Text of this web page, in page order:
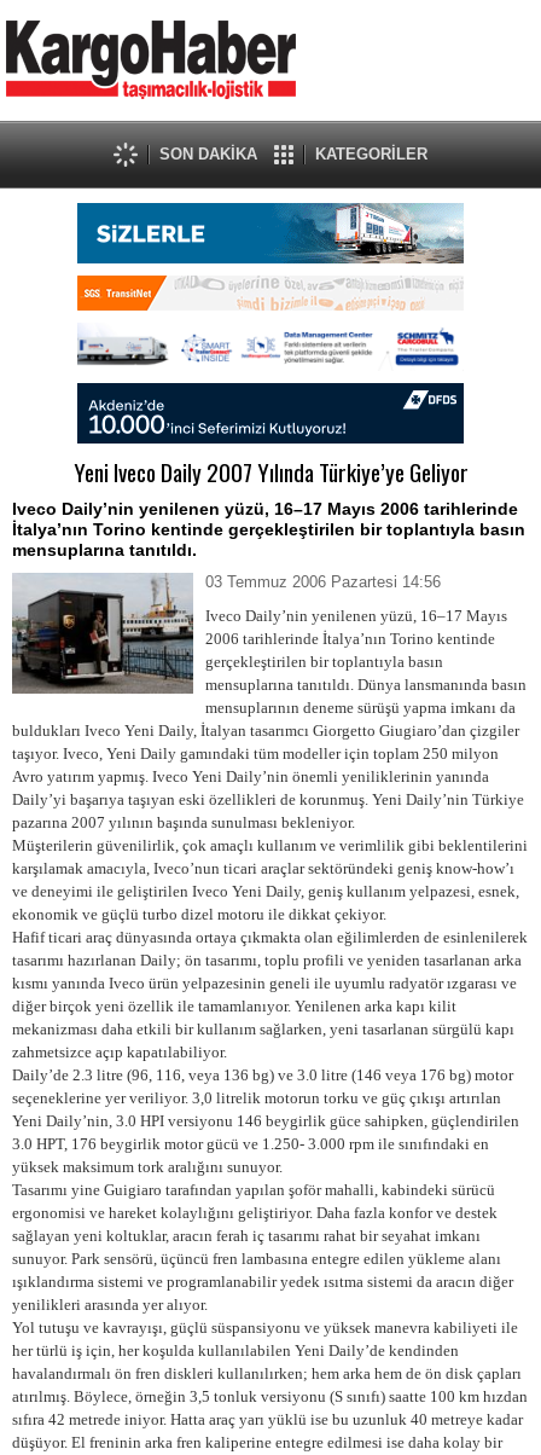
SON DAKİKA KATEGORİLER
Yeni Iveco Daily 2007 Yılında Türkiye’ye Geliyor
Iveco Daily’nin yenilenen yüzü, 16–17 Mayıs 2006 tarihlerinde
İtalya’nın Torino kentinde gerçekleştirilen bir toplantıyla basın
mensuplarına tanıtıldı.
03 Temmuz 2006 Pazartesi 14:56
Iveco Daily’nin yenilenen yüzü, 16–17 Mayıs
2006 tarihlerinde İtalya’nın Torino kentinde
gerçekleştirilen bir toplantıyla basın
mensuplarına tanıtıldı. Dünya lansmanında basın
mensuplarının deneme sürüşü yapma imkanı da
buldukları Iveco Yeni Daily, İtalyan tasarımcı Giorgetto Giugiaro’dan çizgiler
taşıyor. Iveco, Yeni Daily gamındaki tüm modeller için toplam 250 milyon
Avro yatırım yapmış. Iveco Yeni Daily’nin önemli yeniliklerinin yanında
Daily’yi başarıya taşıyan eski özellikleri de korunmuş. Yeni Daily’nin Türkiye
pazarına 2007 yılının başında sunulması bekleniyor.
Müşterilerin güvenilirlik, çok amaçlı kullanım ve verimlilik gibi beklentilerini
karşılamak amacıyla, Iveco’nun ticari araçlar sektöründeki geniş know-how’ı
ve deneyimi ile geliştirilen Iveco Yeni Daily, geniş kullanım yelpazesi, esnek,
ekonomik ve güçlü turbo dizel motoru ile dikkat çekiyor.
Hafif ticari araç dünyasında ortaya çıkmakta olan eğilimlerden de esinlenilerek
tasarımı hazırlanan Daily; ön tasarımı, toplu profili ve yeniden tasarlanan arka
kısmı yanında Iveco ürün yelpazesinin geneli ile uyumlu radyatör ızgarası ve
diğer birçok yeni özellik ile tamamlanıyor. Yenilenen arka kapı kilit
mekanizması daha etkili bir kullanım sağlarken, yeni tasarlanan sürgülü kapı
zahmetsizce açıp kapatılabiliyor.
Daily’de 2.3 litre (96, 116, veya 136 bg) ve 3.0 litre (146 veya 176 bg) motor
seçeneklerine yer veriliyor. 3,0 litrelik motorun torku ve güç çıkışı artırılan
Yeni Daily’nin, 3.0 HPI versiyonu 146 beygirlik güce sahipken, güçlendirilen
3.0 HPT, 176 beygirlik motor gücü ve 1.250- 3.000 rpm ile sınıfındaki en
yüksek maksimum tork aralığını sunuyor.
Tasarımı yine Guigiaro tarafından yapılan şoför mahalli, kabindeki sürücü
ergonomisi ve hareket kolaylığını geliştiriyor. Daha fazla konfor ve destek
sağlayan yeni koltuklar, aracın ferah iç tasarımı rahat bir seyahat imkanı
sunuyor. Park sensörü, üçüncü fren lambasına entegre edilen yükleme alanı
ışıklandırma sistemi ve programlanabilir yedek ısıtma sistemi da aracın diğer
yenilikleri arasında yer alıyor.
Yol tutuşu ve kavrayışı, güçlü süspansiyonu ve yüksek manevra kabiliyeti ile
her türlü iş için, her koşulda kullanılabilen Yeni Daily’de kendinden
havalandırmalı ön fren diskleri kullanılırken; hem arka hem de ön disk çapları
atırılmış. Böylece, örneğin 3,5 tonluk versiyonu (S sınıfı) saatte 100 km hızdan
sıfıra 42 metrede iniyor. Hatta araç yarı yüklü ise bu uzunluk 40 metreye kadar
düşüyor. El freninin arka fren kaliperine entegre edilmesi ise daha kolay bir